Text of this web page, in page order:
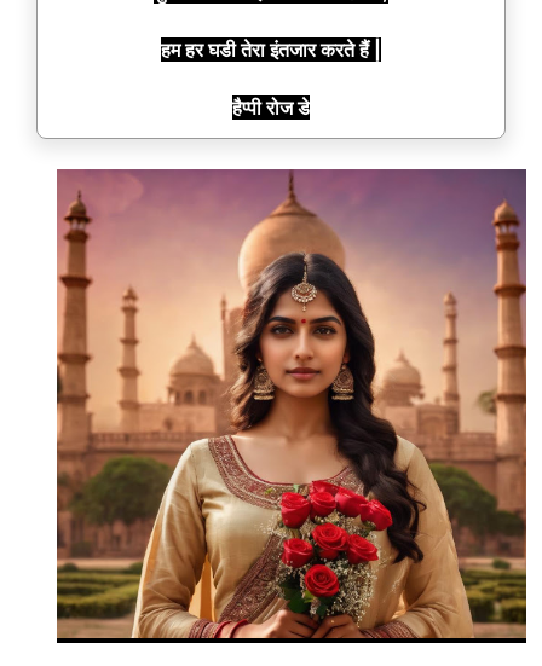
हम हर घडी तेरा इंतजार करते हैं |
हैप्पी रोज डे